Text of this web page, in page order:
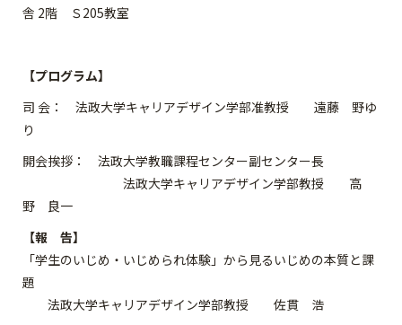
舎 2階 Ｓ205教室
【プログラム】
司 会： 法政大学キャリアデザイン学部准教授 遠藤 野ゆ
り
開会挨拶： 法政大学教職課程センター副センター長
法政大学キャリアデザイン学部教授 高
野 良一
【報 告】
「学生のいじめ・いじめられ体験」から見るいじめの本質と課
題
法政大学キャリアデザイン学部教授 佐貫 浩